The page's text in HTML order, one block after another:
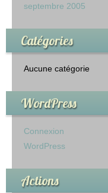
septembre 2005
Catégories
Aucune catégorie
WordPress
Connexion
WordPress
Actions